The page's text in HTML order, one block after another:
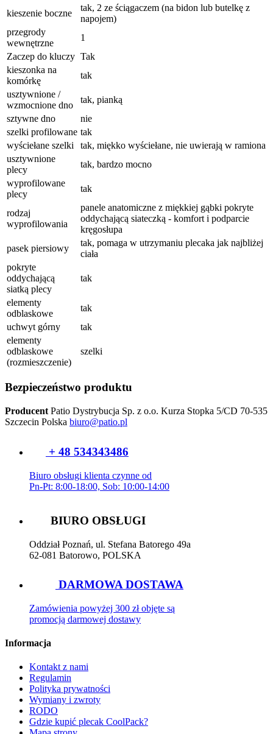
kieszenie boczne
tak, 2 ze ściągaczem (na bidon lub butelkę z
napojem)
przegrody
wewnętrzne
1
Zaczep do kluczy Tak
kieszonka na
komórkę
tak
usztywnione /
wzmocnione dno
tak, pianką
sztywne dno
nie
szelki profilowane tak
wyściełane szelki
tak, miękko wyściełane, nie uwierają w ramiona
usztywnione
plecy
tak, bardzo mocno
wyprofilowane
plecy
tak
rodzaj
wyprofilowania
panele anatomiczne z miękkiej gąbki pokryte
oddychającą siateczką - komfort i podparcie
kręgosłupa
pasek piersiowy
tak, pomaga w utrzymaniu plecaka jak najbliżej
ciała
pokryte
oddychającą
siatką plecy
tak
elementy
odblaskowe
tak
uchwyt górny
tak
elementy
odblaskowe
(rozmieszczenie)
szelki
Bezpieczeństwo produktu
Producent Patio Dystrybucja Sp. z o.o. Kurza Stopka 5/CD 70-535
Szczecin Polska biuro@patio.pl
+ 48 534343486
Biuro obsługi klienta czynne od
Pn-Pt: 8:00-18:00, Sob: 10:00-14:00
BIURO OBSŁUGI
Oddział Poznań, ul. Stefana Batorego 49a
62-081 Batorowo, POLSKA
DARMOWA DOSTAWA
Zamówienia powyżej 300 zł objęte są
promocją darmowej dostawy
Informacja
Kontakt z nami
Regulamin
Polityka prywatności
Wymiany i zwroty
RODO
Gdzie kupić plecak CoolPack?